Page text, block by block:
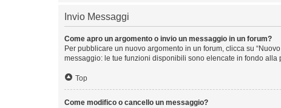
Invio Messaggi
Come apro un argomento o invio un messaggio in un forum?
Per pubblicare un nuovo argomento in un forum, clicca su
messaggio: le tue funzioni disponibili sono elencate in fondo alla
Top
Come modifico o cancello un messaggio?